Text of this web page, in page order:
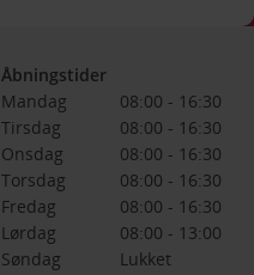
Åbningstider
Mandag
08:00 - 16:30
Tirsdag
08:00 - 16:30
Onsdag
08:00 - 16:30
Torsdag
08:00 - 16:30
Fredag
08:00 - 16:30
Lørdag
08:00 - 13:00
Søndag
Lukket